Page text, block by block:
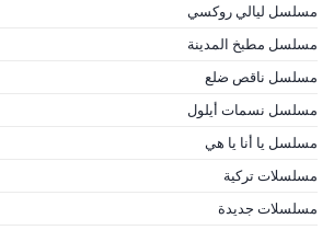
مسلسل ليالي روكسي
مسلسل مطبخ المدينة
مسلسل ناقص ضلع
مسلسل نسمات أيلول
مسلسل يا أنا يا هي
مسلسلات تركية
مسلسلات جديدة